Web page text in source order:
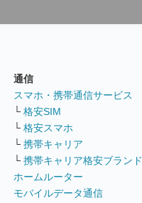
通信
スマホ・携帯通信サービス
└ 格安SIM
└ 格安スマホ
└ 携帯キャリア
└ 携帯キャリア格安ブランド
ホームルーター
モバイルデータ通信